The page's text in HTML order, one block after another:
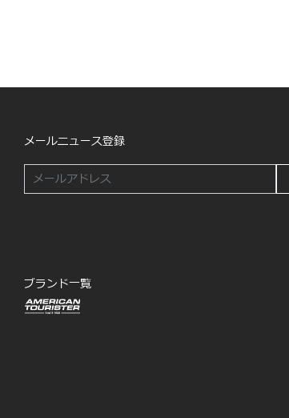
メールニュース登録
ブランド一覧